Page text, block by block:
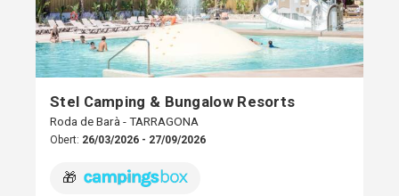
Stel Camping & Bungalow Resorts
Roda de Barà - TARRAGONA
Obert: 26/03/2026 - 27/09/2026
🎁